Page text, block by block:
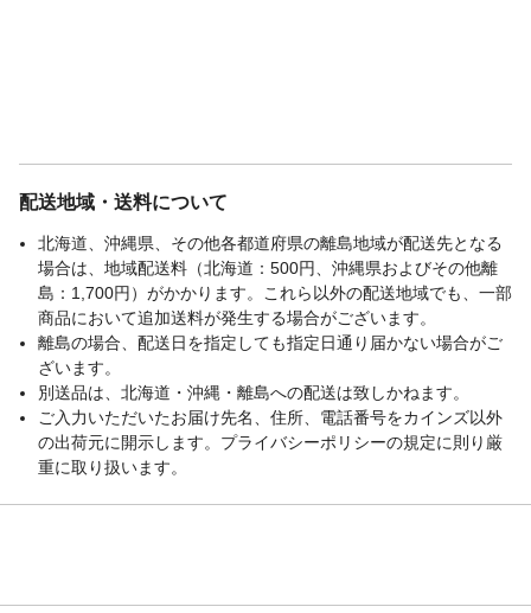
配送地域・送料について
北海道、沖縄県、その他各都道府県の離島地域が配送先となる
場合は、地域配送料（北海道：500円、沖縄県およびその他離
島：1,700円）がかかります。これら以外の配送地域でも、一部
商品において追加送料が発生する場合がございます。
離島の場合、配送日を指定しても指定日通り届かない場合がご
ざいます。
別送品は、北海道・沖縄・離島への配送は致しかねます。
ご入力いただいたお届け先名、住所、電話番号をカインズ以外
の出荷元に開示します。プライバシーポリシーの規定に則り厳
重に取り扱います。